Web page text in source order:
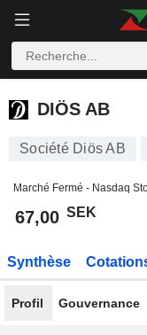
DIÖS AB
DIÖS AB
Société Diös AB
Marché Fermé - Nasdaq
67,00 SEK
Synthèse
Profil Gouvernance